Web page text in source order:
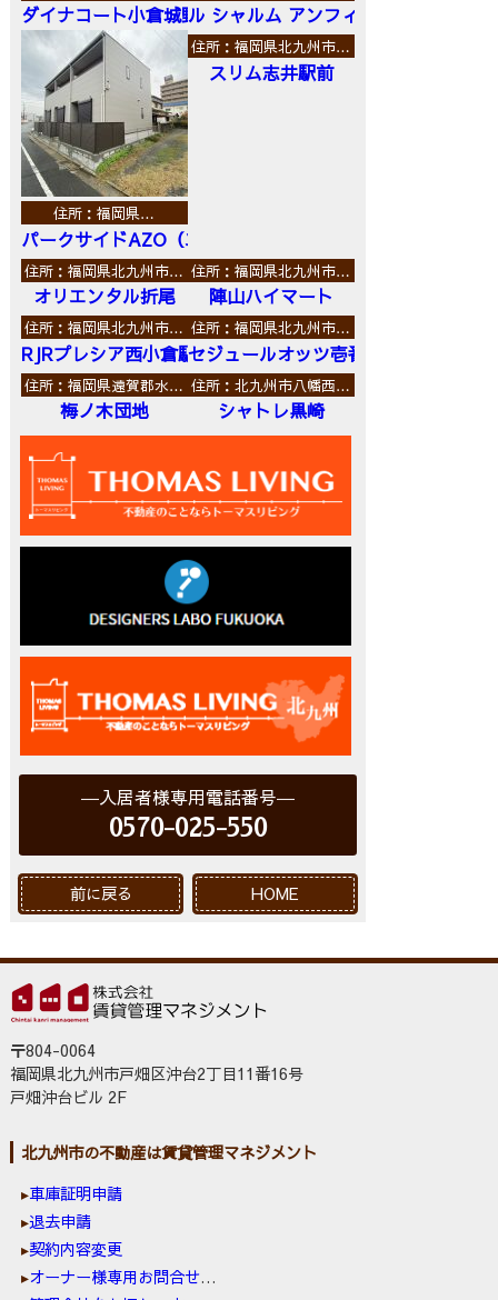
ダイナコート小倉城野ル シャルム アンフィニ
住所：福岡県…
パークサイドAZO（エーゼットオー）
住所：福岡県北九州市…
スリム志井駅前
住所：福岡県北九州市…
オリエンタル折尾
住所：福岡県北九州市…
陣山ハイマート
住所：福岡県北九州市…
RJRプレシア西小倉駅前
住所：福岡県北九州市…
セジュールオッツ壱番館
住所：福岡県遠賀郡水…
梅ノ木団地
住所：北九州市八幡西…
シャトレ黒崎
入居者様専用電話番号
0570-025-550
前に戻る HOME
〒804-0064
福岡県北九州市戸畑区沖台2丁目11番16号
戸畑沖台ビル 2F
北九州市の不動産は賃貸管理マネジメント
車庫証明申請
退去申請
契約内容変更
オーナー様専用お問合せ窓口